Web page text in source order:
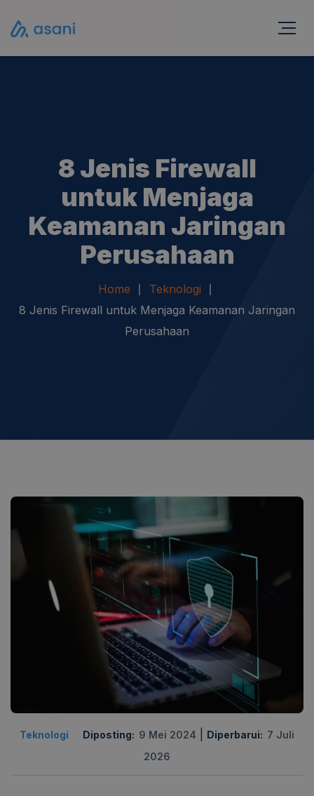
8 Jenis Firewall
untuk Menjaga
Keamanan Jaringan
Perusahaan
Home
Teknologi
8 Jenis Firewall untuk Menjaga Keamanan Jaringan
Perusahaan
Teknologi Diposting: 9 Mei 2024 Diperbarui: 7 Juli
2026